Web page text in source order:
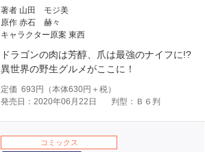
著者 山田 モジ美
原作 赤石 赫々
キャラクター原案 東西
ドラゴンの肉は芳醇、爪は最強のナイフに!?
異世界の野生グルメがここに！
定価 693 円（本体630円＋税）
発売日：2020年06月22日
判型：Ｂ６判
コミックス